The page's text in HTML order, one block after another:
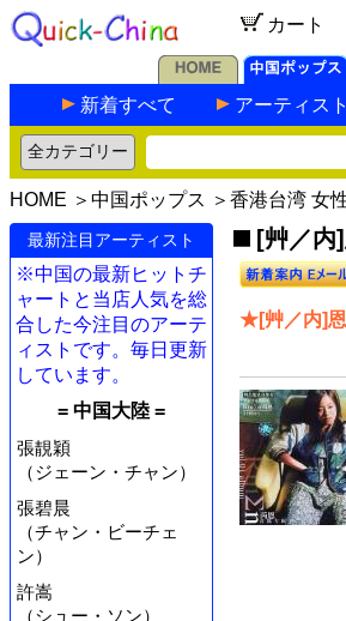
カート
新着すべて アーティスト
HOME ＞ 中国ポップス ＞ 香港台湾 女
最新注目アーティスト
※中国の最新ヒットチ
ャートと当店人気を総
合した今注目のアーテ
ィストです。毎日更新
しています。
= 中国大陸 =
張靚穎
（ジェーン・チャン）
張碧晨
（チャン・ビーチェ
ン）
許嵩
（シュー・ソン）
[艸／内
★[艸／内]恩